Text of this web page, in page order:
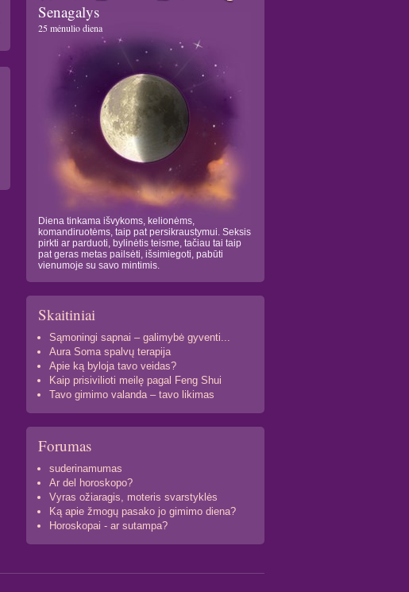
Senagalys
25 mėnulio diena
Diena tinkama išvykoms, kelionėms,
komandiruotėms, taip pat persikraustymui. Seksis
pirkti ar parduoti, bylinėtis teisme, tačiau tai taip
pat geras metas pailsėti, išsimiegoti, pabūti
vienumoje su savo mintimis.
Skaitiniai
Sąmoningi sapnai – galimybė gyventi...
Aura Soma spalvų terapija
Apie ką byloja tavo veidas?
Kaip prisivilioti meilę pagal Feng Shui
Tavo gimimo valanda – tavo likimas
Forumas
suderinamumas
Ar del horoskopo?
Vyras ožiaragis, moteris svarstyklės
Ką apie žmogų pasako jo gimimo diena?
Horoskopai - ar sutampa?